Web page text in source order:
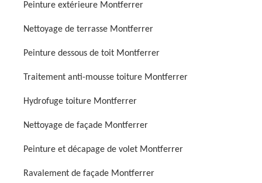
Peinture extérieure Montferrer
Nettoyage de terrasse Montferrer
Peinture dessous de toit Montferrer
Traitement anti-mousse toiture Montferrer
Hydrofuge toiture Montferrer
Nettoyage de façade Montferrer
Peinture et décapage de volet Montferrer
Ravalement de façade Montferrer